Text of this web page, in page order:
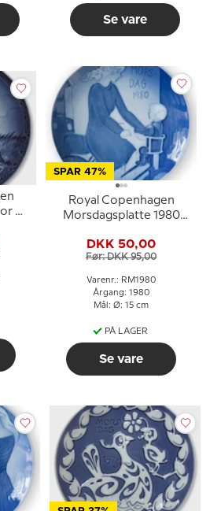
Se vare
og
SPAR 47%
Royal Copenhagen
Morsdagsplatte 1980
DKK 50,00
Før: DKK 95,00
Varenr.: RM1980
Årgang: 1980
Mål: Ø: 15 cm
PÅ LAGER
Se vare